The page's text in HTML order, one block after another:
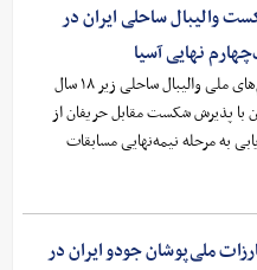
والیبال ساحلی ایران در
نهایی آسیا
تیم‌های ملی والیبال ساحلی زیر ۱۸ سال
با پذیرش شکست مقابل حریفان از
به مرحله نیمه‌نهایی مسابقات
ملی‌پوشان جودو ایران در